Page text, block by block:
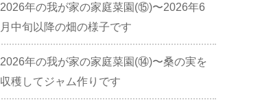
2026年の我が家の家庭菜園(⑮)〜2026年6
月中旬以降の畑の様子です
2026年の我が家の家庭菜園(⑭)〜桑の実を
収穫してジャム作りです